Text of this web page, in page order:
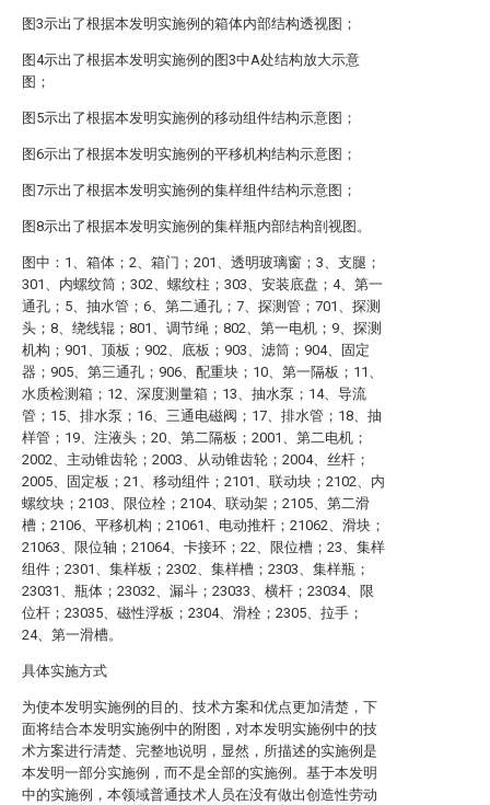
图3示出了根据本发明实施例的箱体内部结构透视图；
图4示出了根据本发明实施例的图3中A处结构放大示意
图；
图5示出了根据本发明实施例的移动组件结构示意图；
图6示出了根据本发明实施例的平移机构结构示意图；
图7示出了根据本发明实施例的集样组件结构示意图；
图8示出了根据本发明实施例的集样瓶内部结构剖视图。
图中：1、箱体；2、箱门；201、透明玻璃窗；3、支腿；
301、内螺纹筒；302、螺纹柱；303、安装底盘；4、第一
通孔；5、抽水管；6、第二通孔；7、探测管；701、探测
头；8、绕线辊；801、调节绳；802、第一电机；9、探测
机构；901、顶板；902、底板；903、滤筒；904、固定
器；905、第三通孔；906、配重块；10、第一隔板；11、
水质检测箱；12、深度测量箱；13、抽水泵；14、导流
管；15、排水泵；16、三通电磁阀；17、排水管；18、抽
样管；19、注液头；20、第二隔板；2001、第二电机；
2002、主动锥齿轮；2003、从动锥齿轮；2004、丝杆；
2005、固定板；21、移动组件；2101、联动块；2102、内
螺纹块；2103、限位栓；2104、联动架；2105、第二滑
槽；2106、平移机构；21061、电动推杆；21062、滑块；
21063、限位轴；21064、卡接环；22、限位槽；23、集样
组件；2301、集样板；2302、集样槽；2303、集样瓶；
23031、瓶体；23032、漏斗；23033、横杆；23034、限
位杆；23035、磁性浮板；2304、滑栓；2305、拉手；
24、第一滑槽。
具体实施方式
为使本发明实施例的目的、技术方案和优点更加清楚，下
面将结合本发明实施例中的附图，对本发明实施例中的技
术方案进行清楚、完整地说明，显然，所描述的实施例是
本发明一部分实施例，而不是全部的实施例。基于本发明
中的实施例，本领域普通技术人员在没有做出创造性劳动